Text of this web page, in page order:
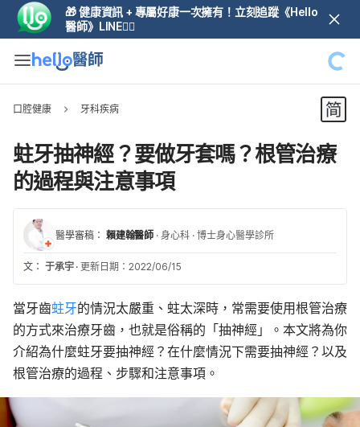
🎁 健康資訊 + 專屬好康一次擁有！立刻追蹤《Hello
醫師》LINE👆🏼
口腔健康 牙科疾病
蛀牙抽神經？要做牙套嗎？根管治療
的過程與注意事項
醫學審稿： 賴建翰醫師 · 身心科 · 博士身心醫學診所
文： 于承宇 · 更新日期：2022/06/15
當牙齒蛀牙的情況太嚴重、蛀太深時，常需要使用根管治療
的方式來治療牙齒，也就是俗稱的「抽神經」。本文將為你
介紹為什麼蛀牙要抽神經？在什麼情況下需要抽神經？以及
根管治療的過程、步驟和注意事項。